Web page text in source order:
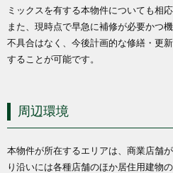
ミックスを有する本物件についても相
また、現時点で早急に補修が必要かつ
不具合はなく、今後計画的な修繕・更
することが可能です。
周辺環境
本物件が所在するエリアは、商業店舗
り沿いには各種店舗のほか居住用建物